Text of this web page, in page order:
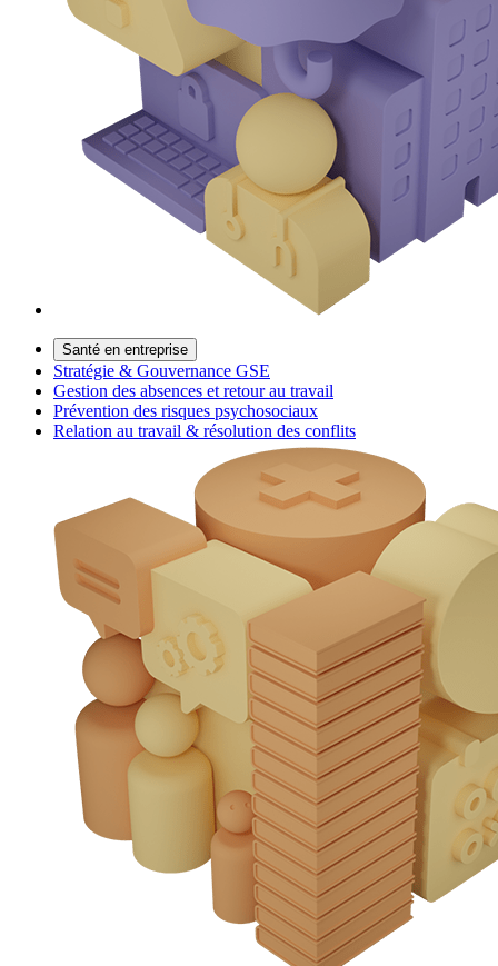
Santé en entreprise
Stratégie & Gouvernance GSE
Gestion des absences et retour au travail
Prévention des risques psychosociaux
Relation au travail & résolution des conflits